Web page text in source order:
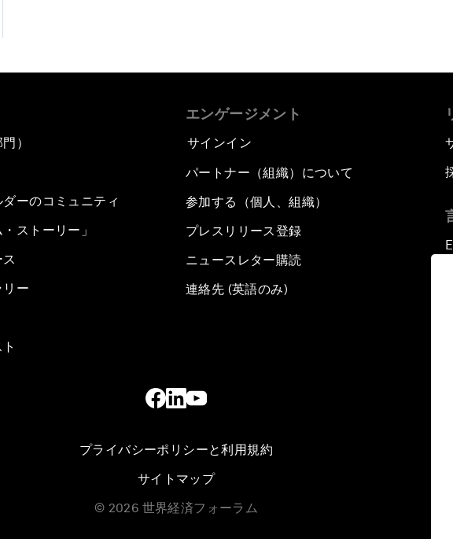
）
ーのコミュニティ
ストーリー」
ー
エンゲージメント
サインイン
パートナー（組織）について
参加する（個人、組織）
プレスリリース登録
ニュースレター購読
連絡先 (英語のみ)
プライバシーポリシーと利用規約
サイトマップ
© 2026 世界経済フォーラム